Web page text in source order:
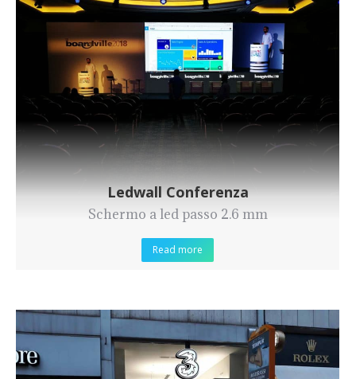
Ledwall Conferenza
Schermo a led passo 2.6 mm
Read more